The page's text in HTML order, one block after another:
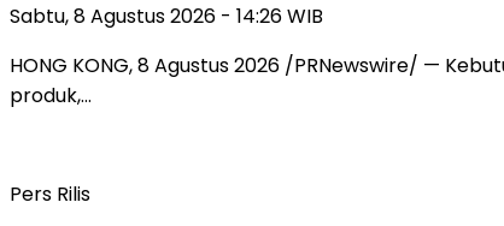
Sabtu, 8 Agustus 2026 - 14:26 WIB
HONG KONG, 8 Agustus 2026 /PRNewswire/ —
produk,…
Pers Rilis